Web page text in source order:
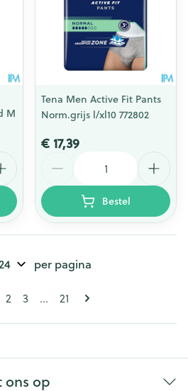
M
Tena Men Active Fit Pants
Norm.grijs l/xl10 772802
€ 17,39
Bestel
Pagina's
momenteel pagina
Pagina
2 Pagina
3 ... Pagina
21
per pagina
ons op